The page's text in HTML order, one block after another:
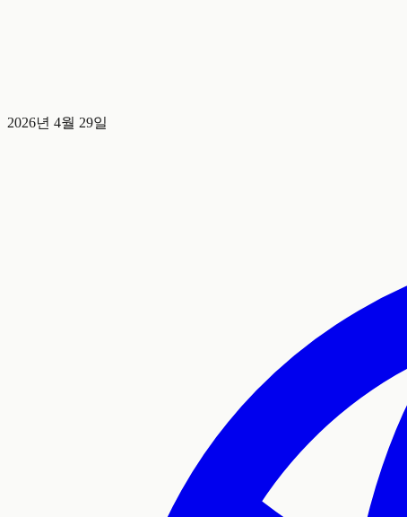
2026년 4월 29일